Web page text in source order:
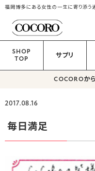
福岡博多にある女性の一生に寄り添う
SHOP
TOP
サプリ
COCOROか
2017.08.16
毎日満足